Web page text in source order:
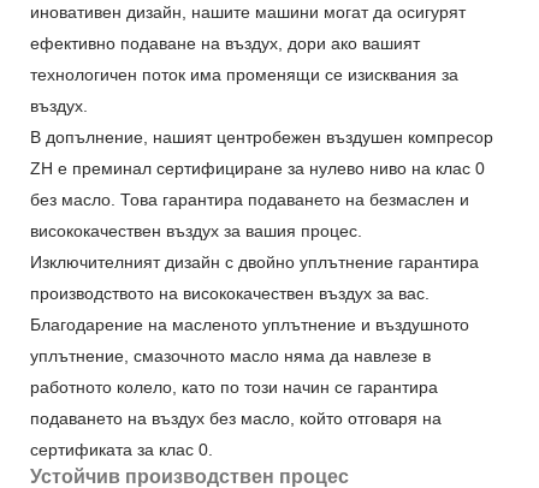
иновативен дизайн, нашите машини могат да осигурят
ефективно подаване на въздух, дори ако вашият
технологичен поток има променящи се изисквания за
въздух.
В допълнение, нашият центробежен въздушен компресор
ZH е преминал сертифициране за нулево ниво на клас 0
без масло. Това гарантира подаването на безмаслен и
висококачествен въздух за вашия процес.
Изключителният дизайн с двойно уплътнение гарантира
производството на висококачествен въздух за вас.
Благодарение на масленото уплътнение и въздушното
уплътнение, смазочното масло няма да навлезе в
работното колело, като по този начин се гарантира
подаването на въздух без масло, който отговаря на
сертификата за клас 0.
Устойчив производствен процес